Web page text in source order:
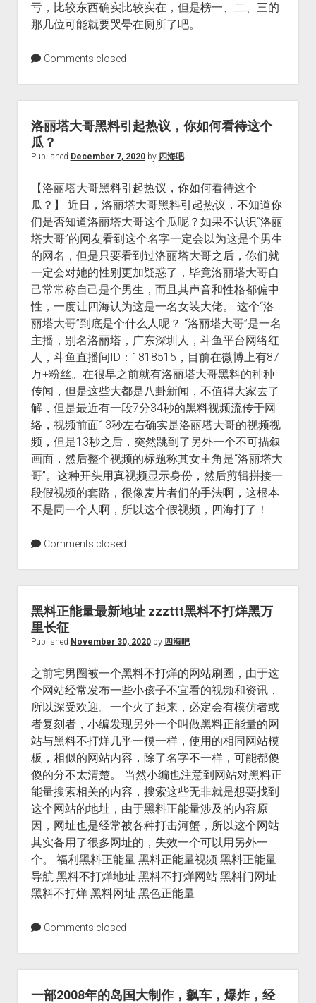
亏，比较东西确实比较实在，但是榜一、二、三的
那几位可能就要哭晕在厕所了吧。
Comments closed
洛丽塔大哥黑料引起热议，你如何看待这个
瓜？
Published December 7, 2020by 四海吧
【洛丽塔大哥黑料引起热议，你如何看待这个
瓜？】 近日，洛丽塔大哥黑料引起热议，不知道你
们是否知道洛丽塔大哥这个瓜呢？如果不认识“洛丽
塔大哥”的网友看到这个名字一定会以为这是个男生
的网名，但是只要看到过洛丽塔大哥之后，你们就
一定会对她的性别更加疑惑了，毕竟洛丽塔大哥自
己常常称自己是个男生，而且其声音和性格都偏中
性，一度让四海认为这是一名女装大佬。 这个“洛
丽塔大哥”到底是个什么人呢？ “洛丽塔大哥”是一名
主播，别名洛丽塔，广东深圳人，斗鱼平台网络红
人，斗鱼直播间ID：1818515，目前在微博上有87
万+粉丝。在很早之前就有洛丽塔大哥黑料的种种
传闻，但是这些大都是八卦新闻，不值得大家去了
解，但是最近有一段7分34秒的黑料视频流传于网
络，视频前面13秒左右确实是洛丽塔大哥的视频视
频，但是13秒之后，突然跳到了另外一个不可描叙
画面，然后整个视频的标题称其女主角是“洛丽塔大
哥”。这种开头用真视频显示身份，然后剪辑拼接一
段假视频的套路，很像麦片者们的手法啊，这根本
不是同一个人啊，所以这个假视频，四海打了！
Comments closed
黑料正能量最新地址 zzzttt黑料不打烊黑万
里长征
Published November 30, 2020by 四海吧
之前宅男圈被一个黑料不打烊的网站刷圈，由于这
个网站经常发布一些小孩子不宜看的视频和资讯，
所以深受欢迎。一个火了起来，必定会有模仿者或
者复刻者，小编发现另外一个叫做黑料正能量的网
站与黑料不打烊几乎一模一样，使用的相同网站模
板，相似的网站内容，除了名字不一样，可能都傻
傻的分不太清楚。 当然小编也注意到网站对黑料正
能量搜索相关的内容，搜索这些无非就是想要找到
这个网站的地址，由于黑料正能量涉及的内容原
因，网址也是经常被各种打击河蟹，所以这个网站
其实备用了很多网址的，失效一个可以用另外一
个。 福利黑料正能量 黑料正能量视频 黑料正能量
导航 黑料不打烊地址 黑料不打烊网站 黑料门网址
黑料不打烊 黑料网址 黑色正能量
Comments closed
一部2008年的岛国大制作，飙车，爆炸，经